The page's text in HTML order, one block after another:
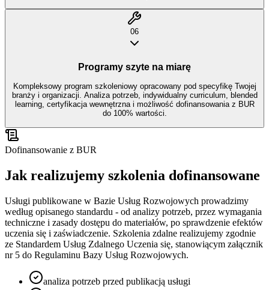
06
Programy szyte na miarę
Kompleksowy program szkoleniowy opracowany pod specyfikę Twojej
branży i organizacji. Analiza potrzeb, indywidualny curriculum, blended
learning, certyfikacja wewnętrzna i możliwość dofinansowania z BUR
do 100% wartości.
Dofinansowanie z BUR
Jak realizujemy szkolenia dofinansowane
Usługi publikowane w Bazie Usług Rozwojowych prowadzimy
według opisanego standardu - od analizy potrzeb, przez wymagania
techniczne i zasady dostępu do materiałów, po sprawdzenie efektów
uczenia się i zaświadczenie. Szkolenia zdalne realizujemy zgodnie
ze Standardem Usług Zdalnego Uczenia się, stanowiącym załącznik
nr 5 do Regulaminu Bazy Usług Rozwojowych.
analiza potrzeb przed publikacją usługi